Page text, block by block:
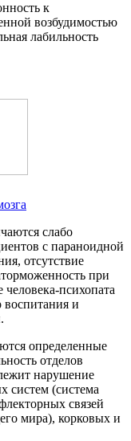
к
возбудимостью
лабильность
слабо
с параноидной
отсутствие
при
психопата
воспитания и
определенные
отделов
нарушение
систем (система
связей
мира), корковых и